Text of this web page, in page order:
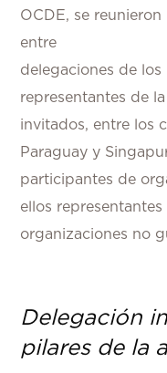
OCDE, se
entre
delegaciones de los
representantes de
invitados, entre los
Paraguay y
participantes de
ellos
organizaciones no
Delegación
pilares de la